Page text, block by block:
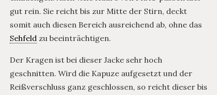
gut rein. Sie reicht bis zur Mitte der Stirn, deckt
somit auch diesen Bereich ausreichend ab, ohne das
Sehfeld zu beeinträchtigen.
Der Kragen ist bei dieser Jacke sehr hoch
geschnitten. Wird die Kapuze aufgesetzt und der
Reißverschluss ganz geschlossen, so reicht dieser bis